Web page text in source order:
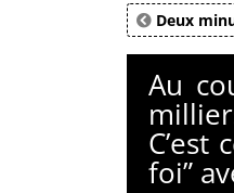
Deux
Au
foi”